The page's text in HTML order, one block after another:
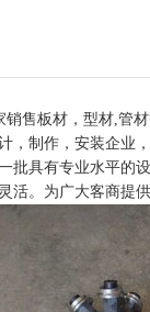
售板材，型材,管
，制作，安装企业
批具有专业水平的
活。为广大客商提供